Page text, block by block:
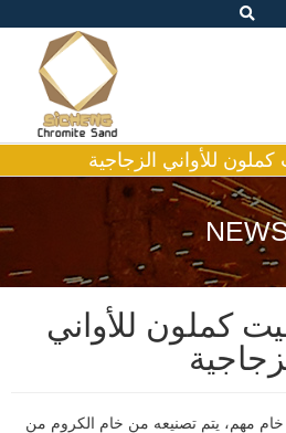
للأواني الزجاجية
كملون للأواني
مهم، يتم تصنيعه من خام الكروم من